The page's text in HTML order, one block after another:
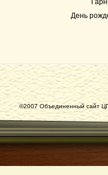
День
©2007 Объединенный сайт